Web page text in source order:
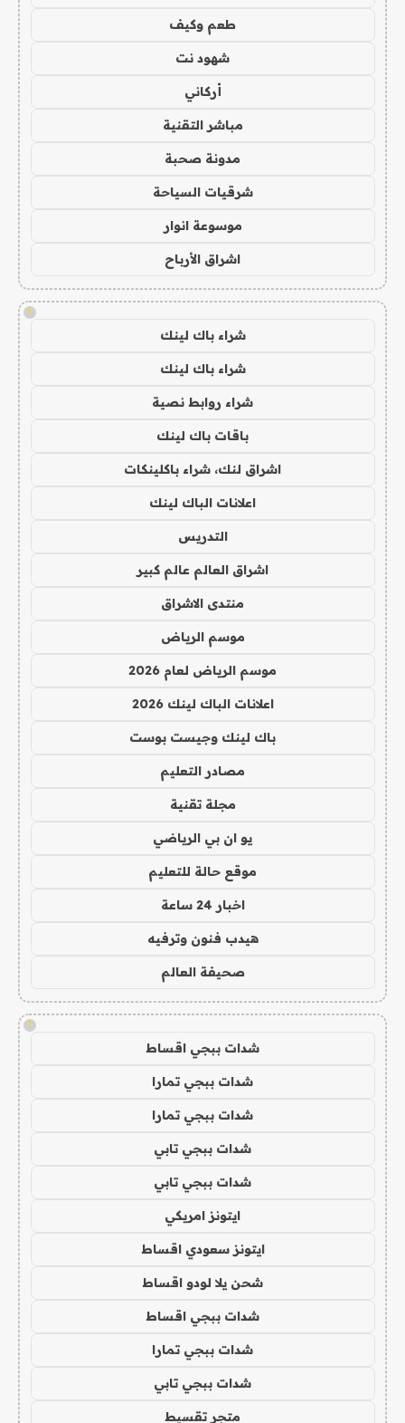
طعم وكيف
شهود نت
أركاني
مباشر التقنية
مدونة صحبة
شرقيات السياحة
موسوعة انوار
اشراق الأرباح
!
شراء باك لينك
شراء باك لينك
شراء روابط نصية
باقات باك لينك
اشراق لنك، شراء باكلينكات
اعلانات الباك لينك
التدريس
اشراق العالم عالم كبير
منتدى الاشراق
موسم الرياض
موسم الرياض لعام 2026
اعلانات الباك لينك 2026
باك لينك وجيست بوست
مصادر التعليم
مجلة تقنية
يو ان بي الرياضي
موقع حالة للتعليم
اخبار 24 ساعة
هيدب فنون وترفيه
صحيفة العالم
!
شدات ببجي اقساط
شدات ببجي تمارا
شدات ببجي تمارا
شدات ببجي تابي
شدات ببجي تابي
ايتونز امريكي
ايتونز سعودي اقساط
شحن يلا لودو اقساط
شدات ببجي اقساط
شدات ببجي تمارا
شدات ببجي تابي
متجر تقسيط